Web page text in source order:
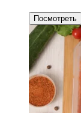
Посмотреть